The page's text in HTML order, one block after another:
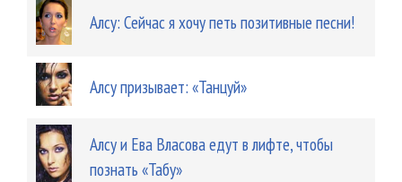
Алсу: Сейчас я хочу петь позитивные песни!
Алсу призывает: «Танцуй»
Алсу и Ева Власова едут в лифте, чтобы
познать «Табу»